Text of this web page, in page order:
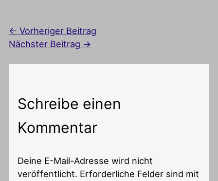
← Vorheriger Beitrag
Nächster Beitrag →
Schreibe einen
Kommentar
Deine E-Mail-Adresse wird nicht
veröffentlicht. Erforderliche Felder sind mit